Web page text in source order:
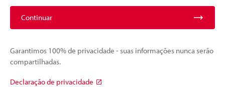
Continuar
Garantimos 100% de privacidade - suas informações nunca serão
compartilhadas.
Declaração de privacidade